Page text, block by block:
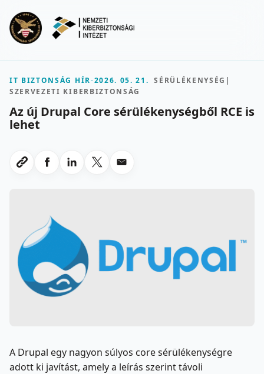
IT BIZTONSÁG HÍR-2026. 05. 21. SÉRÜLÉKENYSÉG |
SZERVEZETI KIBERBIZTONSÁG
Az új Drupal Core sérülékenységből RCE is
lehet
Link masolasa
Megosztas Facebookon
Megosztas LinkedInen
Megosztas X-en
Megosztas emailben
A Drupal egy nagyon súlyos core sérülékenységre
adott ki javítást, amely a leírás szerint távoli